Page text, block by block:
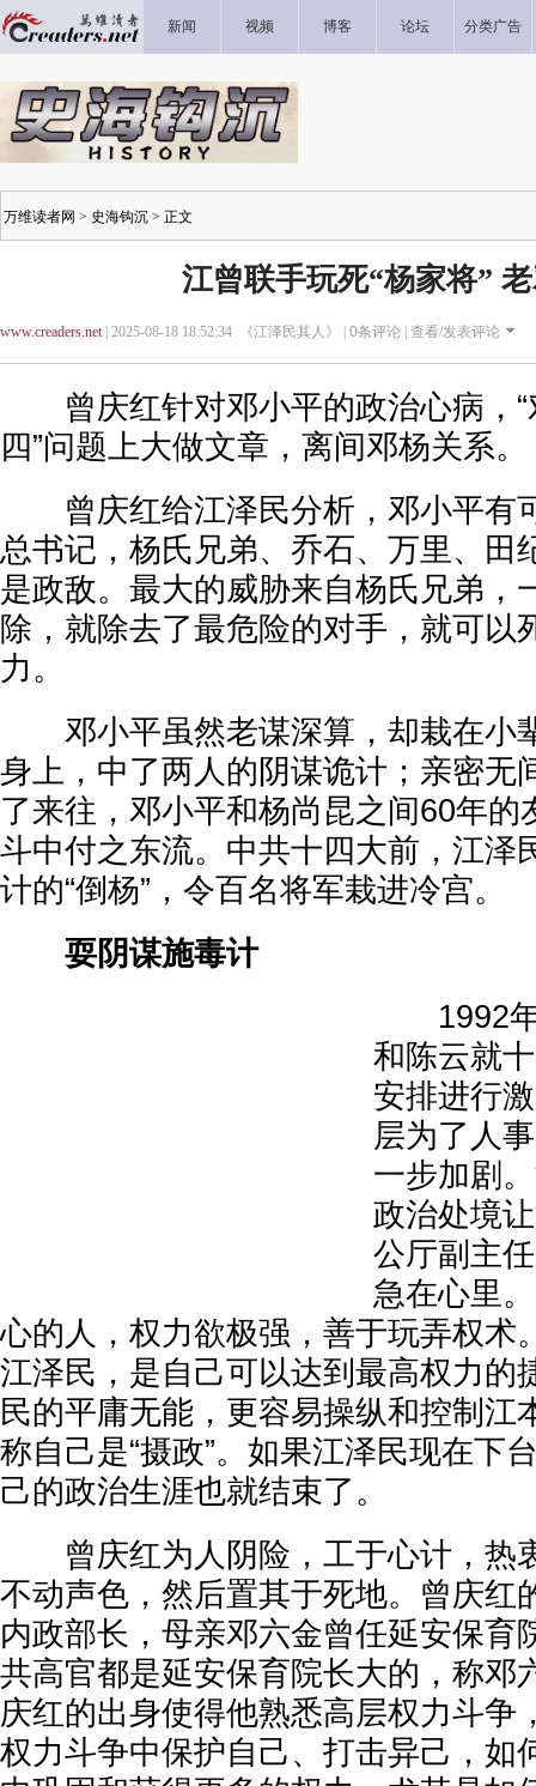
新闻 视频 博客 论坛 分类广告
万维读者网 > 史海钩沉 > 正文
江曾联手玩死“杨家将”
www.creaders.net| 2025-08-18 18:52:34 《江泽民其人》 | 0条评论 | 查看/发表评论
曾庆红针对邓小平的政治心病，“
四”问题上大做文章，离间邓杨关系。
曾庆红给江泽民分析，邓小平有
总书记，杨氏兄弟、乔石、万里、田
是政敌。最大的威胁来自杨氏兄弟，
除，就除去了最危险的对手，就可以
力。
邓小平虽然老谋深算，却栽在小
身上，中了两人的阴谋诡计；亲密无
了来往，邓小平和杨尚昆之间60年的
斗中付之东流。中共十四大前，江泽
计的“倒杨”，令百名将军栽进冷宫。
耍阴谋施毒计
1992年
和陈云就
安排进行
层为了人
一步加剧
政治处境
公厅副主
急在心里
心的人，权力欲极强，善于玩弄权术
江泽民，是自己可以达到最高权力的
民的平庸无能，更容易操纵和控制江
称自己是“摄政”。如果江泽民现在下
己的政治生涯也就结束了。
曾庆红为人阴险，工于心计，热
不动声色，然后置其于死地。曾庆红
内政部长，母亲邓六金曾任延安保育
共高官都是延安保育院长大的，称邓
庆红的出身使得他熟悉高层权力斗争
权力斗争中保护自己、打击异己，如